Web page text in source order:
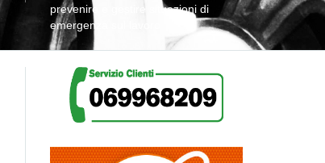
prevenire e gestire situazioni di
emergenza sul lavoro